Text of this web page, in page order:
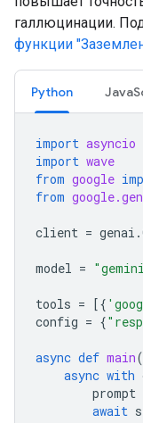
галлюцинации.
функции
Python
import asyncio
import wave
from google
from
client = genai .
model =
tools = [{
config = {
async def main
async with
prompt
await